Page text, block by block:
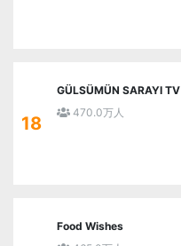
18
GÜLSÜMÜN SARAYI TV
470.0万人
Food Wishes